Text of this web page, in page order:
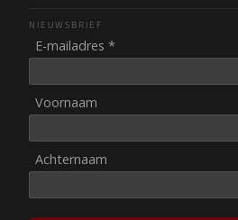
NIEUWSBRIEF
E-mailadres *
Voornaam
Achternaam